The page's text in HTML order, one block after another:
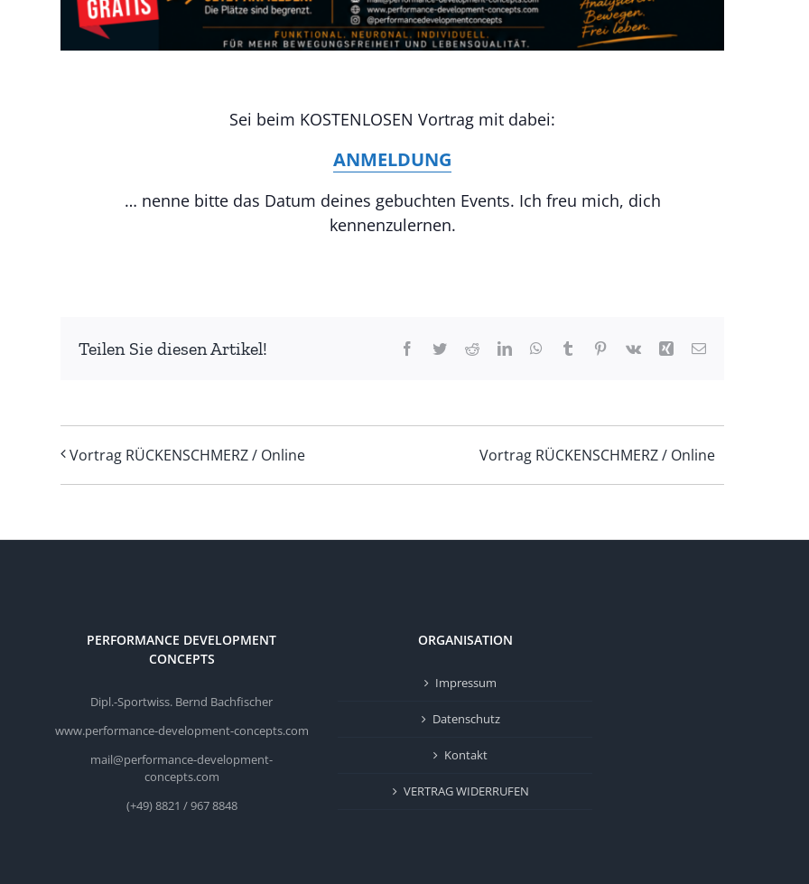
Sei beim KOSTENLOSEN Vortrag mit dabei:
ANMELDUNG
… nenne bitte das Datum deines gebuchten Events. Ich freu mich, dich
kennenzulernen.
Teilen Sie diesen Artikel! Facebook
TwitterRedditLinkedInWhatsApp
Tumblr Pinterest
Vk Xing E-
Vortrag RÜCKENSCHMERZ / Online Vortrag RÜCKENSCHMERZ / Online
PERFORMANCE DEVELOPMENT
CONCEPTS
Dipl.-Sportwiss. Bernd Bachfischer
www.performance-development-concepts.com
mail@performance-development-
concepts.com
(+49) 8821 / 967 8848
ORGANISATION
Impressum
Datenschutz
Kontakt
VERTRAG WIDERRUFEN